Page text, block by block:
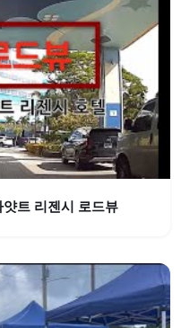
트 리젠시 로드뷰